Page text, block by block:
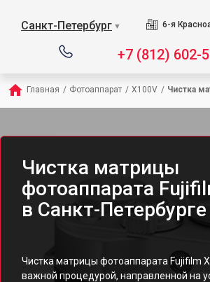
Санкт-Петербург ▼ 6-я
+7 (812) 602-
Главная / Фотоаппарат / X100V / Чистка
Чистка матрицы
фотоаппарата
в Санкт-Петербурге
Чистка матрицы фотоаппарата Fujifilm
важной процедурой, направленной на